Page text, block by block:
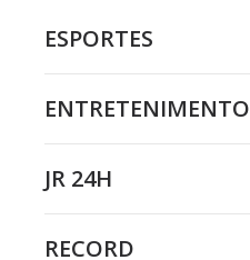
ESPORTES
ENTRETENIMENTO
JR 24H
RECORD